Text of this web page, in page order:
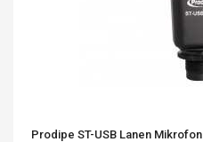
Prodipe ST-USB Lanen Mikrofon